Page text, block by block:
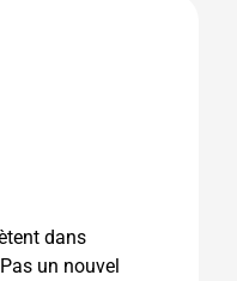
dans
un nouvel